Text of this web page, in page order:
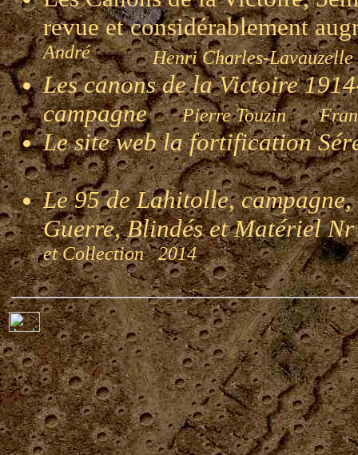
revue et considérablement
AndréHenri Charles-Lavauzelle
Les canons de la Victoire
campagnePierre Touzin
Le site web la fortification
Le 95 de Lahitolle,
Guerre, Blindés et Matériel
et Collection 2014